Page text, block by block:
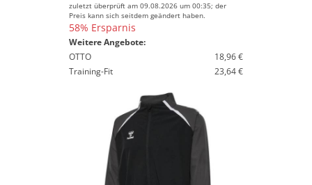
zuletzt überprüft am 09.08.2026 um 00:35; der
Preis kann sich seitdem geändert haben.
58% Ersparnis
Weitere Angebote:
OTTO
18,96 €
Training-Fit
23,64 €